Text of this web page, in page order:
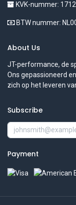
KVK-nummer:
BTW nummer:
About Us
JT-performance, de
Ons gepassioneerd
zich op het leveren
Subscribe
Payment